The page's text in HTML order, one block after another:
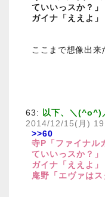
ていいっスか？」
ガイナ「ええよ」
ここまで想像出来
63:
以下、＼(^o^)
2014/12/15(月)
>>60
寺P「ファイナル
ていいっスか？」
ガイナ「ええよ」
庵野「エヴァは